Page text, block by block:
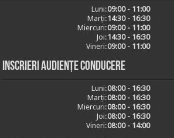
Luni:09:00 - 11:00
Marți:14:30 - 16:30
Miercuri:09:00 - 11:00
Joi:14:30 - 16:30
Vineri:09:00 - 11:00
Inscrieri audiențe conducere
Luni:08:00 - 16:30
Marți:08:00 - 16:30
Miercuri:08:00 - 16:30
Joi:08:00 - 16:30
Vineri:08:00 - 14:00